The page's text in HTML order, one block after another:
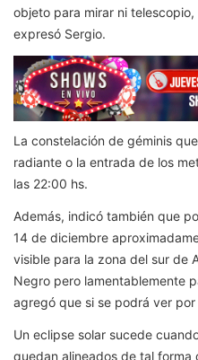
objeto para mirar ni telescopio,
expresó Sergio.
La constelación de géminis
radiante o la entrada de los
las 22:00 hs.
Además, indicó también que
14 de diciembre
visible para la zona del sur de
Negro pero lamentablemente
agregó que si se podrá ver por
Un eclipse solar sucede
quedan alineados de tal forma